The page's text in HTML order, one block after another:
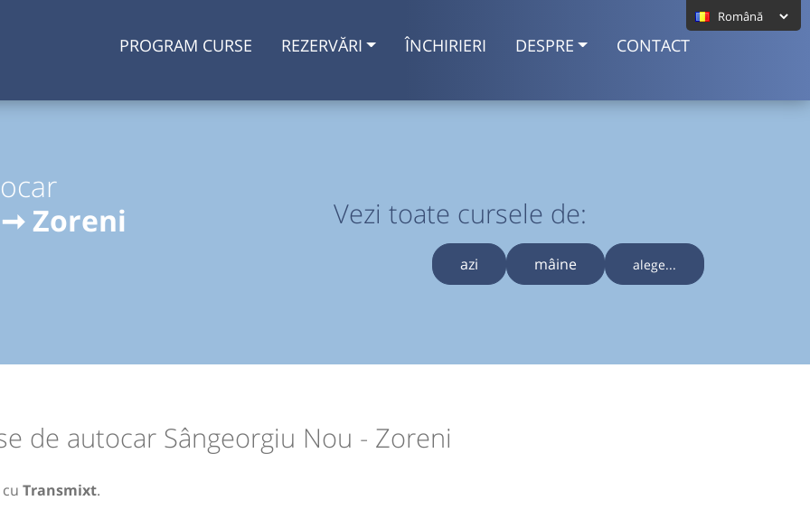
PROGRAM CURSE REZERVĂRI ÎNCHIRIERI DESPRE CONTACT
Zoreni
Vezi toate cursele de:
azi mâine alege...
de autocar Sângeorgiu Nou - Zoreni
cu Transmixt.